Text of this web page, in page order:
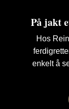
På jakt
Hos
enkelt å